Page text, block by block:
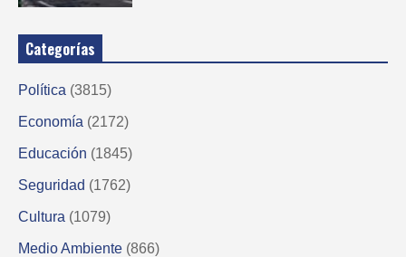
Categorías
Política (3815)
Economía (2172)
Educación (1845)
Seguridad (1762)
Cultura (1079)
Medio Ambiente (866)